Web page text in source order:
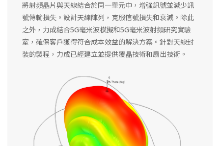
將射頻晶片與天線結合於同一單元中，增強訊號並減少訊
號傳輸損失。設計天線陣列，克服信號損失和衰減。除此
之外，力成結合5G毫米波模擬和5G毫米波射頻研究實驗
室，確保客戶獲得符合成本效益的解決方案。針對天線封
裝的製程，力成已經建立並提供覆晶技術和扇出技術。